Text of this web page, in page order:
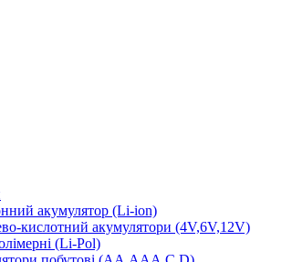
акумулятор (Li-ion)
кислотний акумулятори (4V,6V,12V)
(Li-Pol)